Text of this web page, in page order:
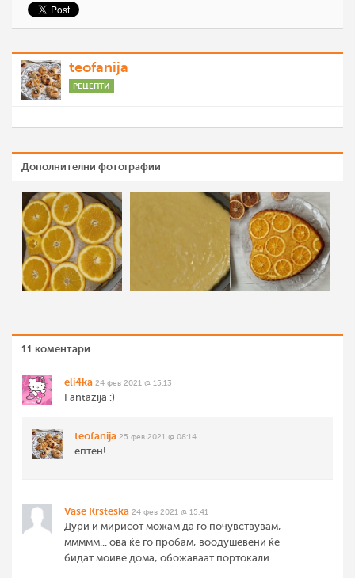
teofanija
РЕЦЕПТИ
Дополнителни фотографии
11 коментари
eli4ka 24 фев 2021 @ 15:13
Fantazija :)
teofanija 25 фев 2021 @ 08:14
ептен!
Vase Krsteska 24 фев 2021 @ 15:41
Дури и мирисот можам да го почувствувам,
ммммм... ова ќе го пробам, воодушевени ќе
бидат моиве дома, обожаваат портокали.